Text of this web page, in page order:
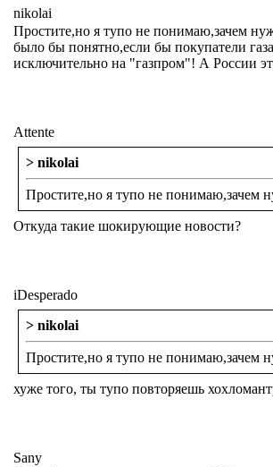
nikolai
Простите,но я тупо не понимаю,зачем
было бы понятно,если бы покупатели
исключительно на "газпром"! А России
Attente
> nikolai
Простите,но я тупо не понимаю,зачем
Откуда такие шокирующие новости?
iDesperado
> nikolai
Простите,но я тупо не понимаю,зачем
хуже того, ты тупо повторяешь
Sany